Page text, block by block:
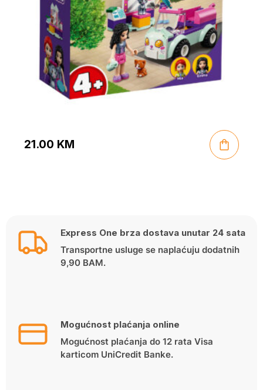
21.00 KM
Express One brza dostava unutar 24 sata
Transportne usluge se naplaćuju dodatnih
9,90 BAM.
Mogućnost plaćanja online
Mogućnost plaćanja do 12 rata Visa
karticom UniCredit Banke.